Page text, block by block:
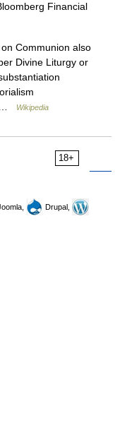
Financial
Communion also
Divine Liturgy or
…
Wikipedia
18+
Drupal,